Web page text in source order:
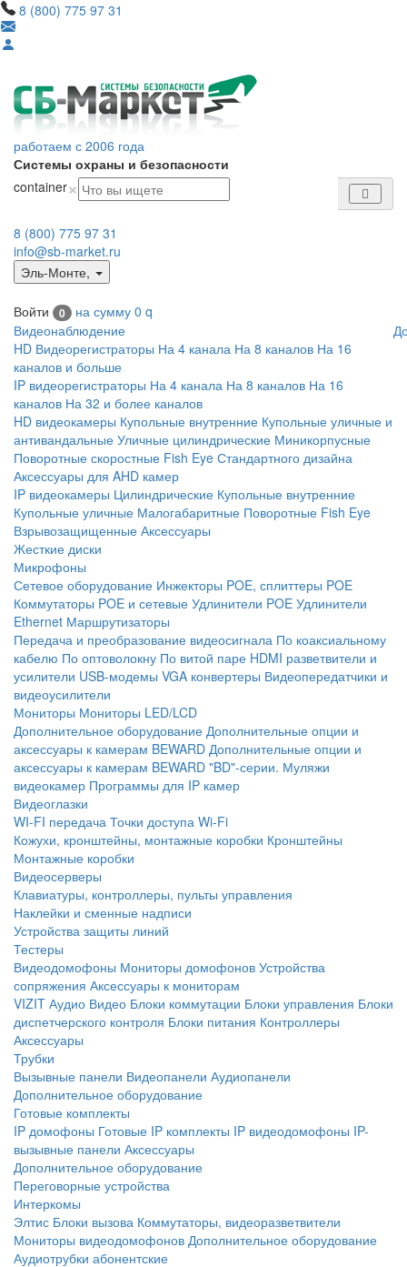
8 (800) 775 97 31
работаем с 2006 года
Системы охраны и безопасности
container×
8 (800) 775 97 31
info@sb-market.ru
Эль-Монте,
Войти 0 на сумму 0 q
Видеонаблюдение
HD Видеорегистраторы На 4 канала На 8 каналов На 16
каналов и больше
IP видеорегистраторы На 4 канала На 8 каналов На 16
каналов На 32 и более каналов
HD видеокамеры Купольные внутренние Купольные уличные и
антивандальные Уличные цилиндрические Миникорпусные
Поворотные скоростные Fish Eye Стандартного дизайна
Аксессуары для AHD камер
IP видеокамеры Цилиндрические Купольные внутренние
Купольные уличные Малогабаритные Поворотные Fish Eye
Взрывозащищенные Аксессуары
Жесткие диски
Микрофоны
Сетевое оборудование Инжекторы POE, сплиттеры POE
Коммутаторы POE и сетевые Удлинители POE Удлинители
Ethernet Маршрутизаторы
Передача и преобразование видеосигнала По коаксиальному
кабелю По оптоволокну По витой паре HDMI разветвители и
усилители USB-модемы VGA конвертеры Видеопередатчики и
видеоусилители
Мониторы Мониторы LED/LCD
Дополнительное оборудование Дополнительные опции и
аксессуары к камерам BEWARD Дополнительные опции и
аксессуары к камерам BEWARD "BD"-серии. Муляжи
видеокамер Программы для IP камер
Видеоглазки
WI-FI передача Точки доступа Wi-Fi
Кожухи, кронштейны, монтажные коробки Кронштейны
Монтажные коробки
Видеосерверы
Клавиатуры, контроллеры, пульты управления
Наклейки и сменные надписи
Устройства защиты линий
Тестеры
Видеодомофоны Мониторы домофонов Устройства
сопряжения Аксессуары к мониторам
VIZIT Аудио Видео Блоки коммутации Блоки управления Блоки
диспетчерского контроля Блоки питания Контроллеры
Аксессуары
Трубки
Вызывные панели Видеопанели Аудиопанели
Дополнительное оборудование
Готовые комплекты
IP домофоны Готовые IP комплекты IP видеодомофоны IP-
вызывные панели Аксессуары
Дополнительное оборудование
Переговорные устройства
Интеркомы
Элтис Блоки вызова Коммутаторы, видеоразветвители
Мониторы видеодомофонов Дополнительное оборудование
Аудиотрубки абонентские